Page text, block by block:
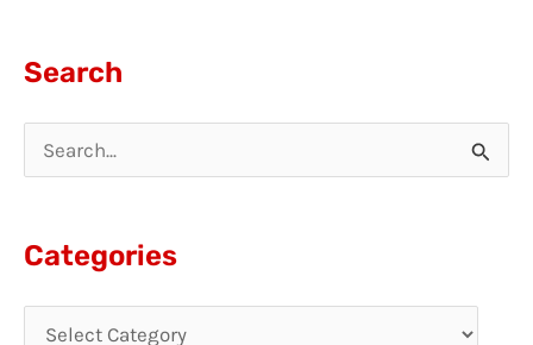
Search
Categories